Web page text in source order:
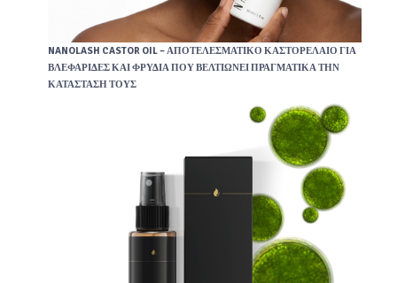
NANOLASH CASTOR OIL – ΑΠΟΤΕΛΕΣΜΑΤΙΚΌ ΚΑΣΤΟΡΈΛΑΙΟ ΓΙΑ
ΒΛΕΦΑΡΊΔΕΣ ΚΑΙ ΦΡΎΔΙΑ ΠΟΥ ΒΕΛΤΙΏΝΕΙ ΠΡΑΓΜΑΤΙΚΆ ΤΗΝ
ΚΑΤΆΣΤΑΣΉ ΤΟΥΣ